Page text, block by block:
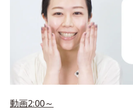
動画2:00～